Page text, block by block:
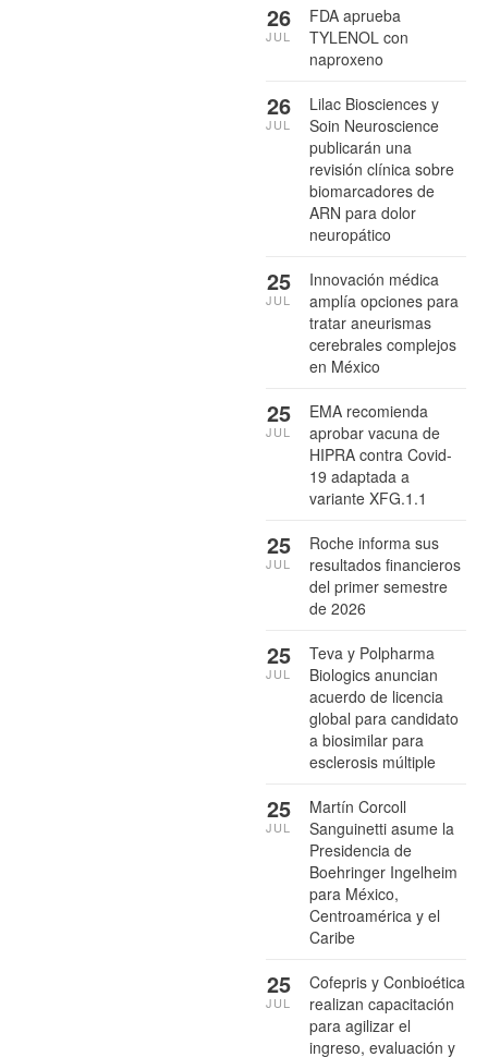
FDA aprueba
TYLENOL con
naproxeno
26
JUL
Lilac Biosciences y
Soin Neuroscience
publicarán una
revisión clínica sobre
biomarcadores de
ARN para dolor
neuropático
26
JUL
Innovación médica
amplía opciones para
tratar aneurismas
cerebrales complejos
en México
25
JUL
EMA recomienda
aprobar vacuna de
HIPRA contra Covid-
19 adaptada a
variante XFG.1.1
25
JUL
Roche informa sus
resultados financieros
del primer semestre
de 2026
25
JUL
Teva y Polpharma
Biologics anuncian
acuerdo de licencia
global para candidato
a biosimilar para
esclerosis múltiple
25
JUL
Martín Corcoll
Sanguinetti asume la
Presidencia de
Boehringer Ingelheim
para México,
Centroamérica y el
Caribe
25
JUL
Cofepris y Conbioética
realizan capacitación
para agilizar el
ingreso, evaluación y
25
JUL